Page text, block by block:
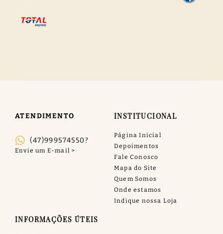
ATENDIMENTO
(47)999574550?
INSTITUCIONAL
Página Inicial
Depoimentos
Fale Conosco
Mapa do Site
Quem Somos
Onde estamos
Indique nossa Loja
INFORMAÇÕES ÚTEIS